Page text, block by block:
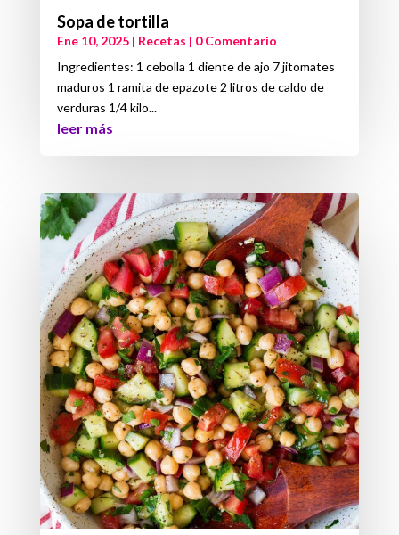
Sopa de tortilla
Ene 10, 2025| Recetas | 0 Comentario
Ingredientes: 1 cebolla 1 diente de ajo 7 jitomates
maduros 1 ramita de epazote 2 litros de caldo de
verduras 1/4 kilo...
leer más